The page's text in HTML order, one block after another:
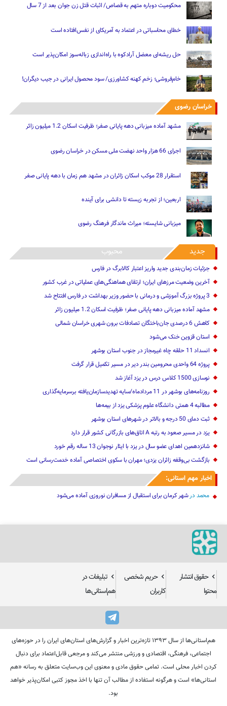
محکومیت دوباره متهم به قصاص/ اثبات قتل زن جوان بعد از 7 سال
خطای محاسباتی در اعتماد به آمریکای از نفس‌افتاده است
حل ریشه‌ای معضل آرادکوه با راه‌اندازی زباله‌سوز امکان‌پذیر است
خام‌فروشی؛ زخم کهنه کشاورزی/ سود محصول ایرانی در جیب دیگران!
خراسان رضوی
مشهد آماده میزبانی دهه پایانی صفر؛ ظرفیت اسکان 1.2 میلیون زائر
اجرای 66 هزار واحد نهضت ملی مسکن در خراسان رضوی
استقرار 28 موکب اسکان زائران در مشهد هم زمان با دهه پایانی صفر
اربعین؛ از تجربه زیسته تا دانشی برای آینده
میزبانی شایسته؛ میراث ماندگار فرهنگ رضوی
جدید محبوب
جزئیات زمان‌بندی جدید واریز اعتبار کالابرگ در فارس
آخرین وضعیت مرزهای ایران؛ ارتقای هماهنگی‌های عملیاتی در غرب کشور
3 پروژه بزرگ آموزشی و درمانی با حضور وزیر بهداشت در فارس افتتاح شد
مشهد آماده میزبانی دهه پایانی صفر؛ ظرفیت اسکان 1.2 میلیون زائر
کاهش 6 درصدی جان‌باختگان تصادفات برون شهری خراسان شمالی
استان قزوین خنک‌ می‌شود
انسداد 11 حلقه چاه غیرمجاز در جنوب استان بوشهر
پروژه 64 واحدی محرومین بندر دیر در مسیر تکمیل قرار گرفت
نوسازی 1500 کلاس درس در یزد آغاز شد
روزنامه‌های بوشهر در 11 مردادماه/سایه تهدیدسازمان‌یافته برسرمایه‌گذاری
مطالبه 4 همتی دانشگاه علوم پزشکی یزد از بیمه‌ها
ثبت دمای 50 درجه و بالاتر در شهرهای استان بوشهر
یزد در مسیر صعود به رتبه A اتاق‌های بازرگانی کشور قرار دارد
شانزدهمین اهدای عضو سال در یزد با ایثار نوجوان 13 ساله رقم خورد
بازگشت بی‌وقفه زائران یزدی؛ مهران با سکوی اختصاصی آماده خدمت‌رسانی است
اخبار مهم استانی:
محمد درشهر کرمان برای استقبال از مسافران نوروزی آماده می‌شود
حقوق انتشار
محتوا
حریم شخصی
کاربران
تبلیغات در
هم‌استانی‌ها
هم‌استانی‌ها از سال ۱۳۹۳ تازه‌ترین اخبار و گزارش‌های استان‌های ایران را در حوزه‌های
اجتماعی، فرهنگی، اقتصادی و ورزشی منتشر می‌کند و مرجعی قابل‌اعتماد برای دنبال
کردن اخبار محلی است. تمامی حقوق مادی و معنوی این وب‌سایت متعلق به رسانه «هم
استانی‌ها» است و هرگونه استفاده از مطالب آن تنها با اخذ مجوز کتبی امکان‌پذیر خواهد
بود.